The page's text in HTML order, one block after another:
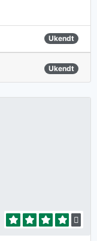
Ukendt
Ukendt